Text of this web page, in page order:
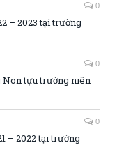
0
– 2023 tại trường
0
tựu trường niên
0
– 2022 tại trường